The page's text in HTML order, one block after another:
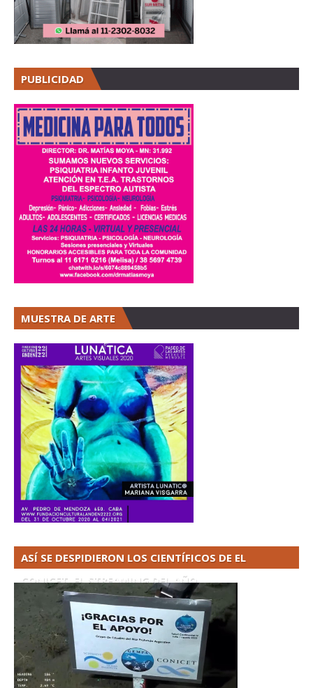
PUBLICIDAD
MUESTRA DE ARTE
ASÍ SE DESPIDIERON LOS CIENTÍFICOS DE EL
CONICET. EL STREAMING DEL AÑO